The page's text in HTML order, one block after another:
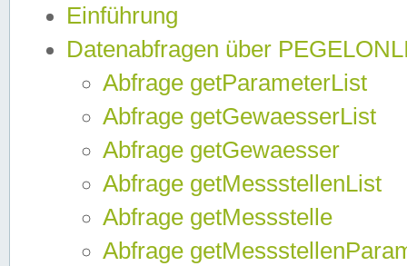
Einführung
Datenabfragen über
Abfrage getParameterList
Abfrage getGewaesserList
Abfrage getGewaesser
Abfrage getMessstellenList
Abfrage getMessstelle
Abfrage